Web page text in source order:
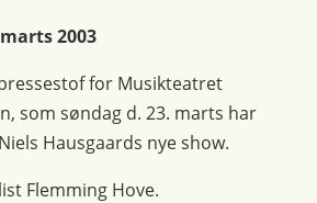
2003
for Musikteatret
som søndag d. 23. marts har
Hausgaards nye show.
Flemming Hove.